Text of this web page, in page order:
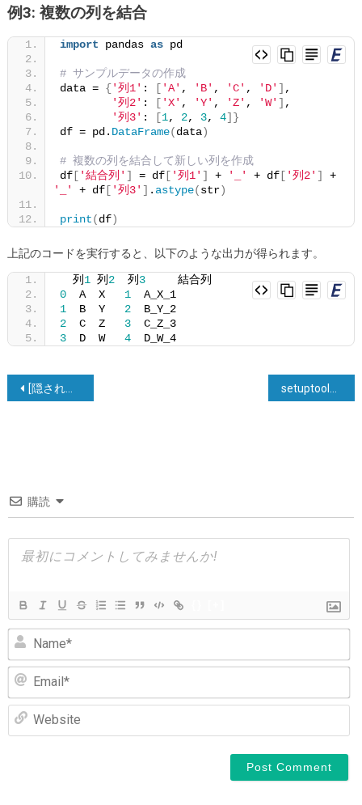
例3: 複数の列を結合
import pandas as pd
# サンプルデータの作成
data = {'列1' : [ 'A' , 'B' , 'C' , 'D' ] ,
'列2' : [ 'X' , 'Y' , 'Z' , 'W' ] ,
'列3' : [1, 2, 3, 4]}
df = pd. DataFrame(data)
# 複数の列を結合して新しい列を作成
df[ '結合列' ] = df[ '列1' ] + '_' + df[ '列2' ]
+
'_'
+ df[ '列3' ] . astype(str)
print(df)
上記のコードを実行すると、以下のような出力が得られます。
  列
1 列 2
  列
3
     結合列
0
  A  X
1
  A_X_1
1
  B  Y
2
  B_Y_2
2
  C  Z
3
  C_Z_3
3
  D  W
4
  D_W_4
投
ー
シ
ョ
[隠されたパスワード入力を取得する]
購読